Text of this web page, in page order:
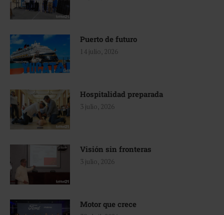
Puerto de futuro
14 julio, 2026
Hospitalidad preparada
3 julio, 2026
Visión sin fronteras
3 julio, 2026
Motor que crece